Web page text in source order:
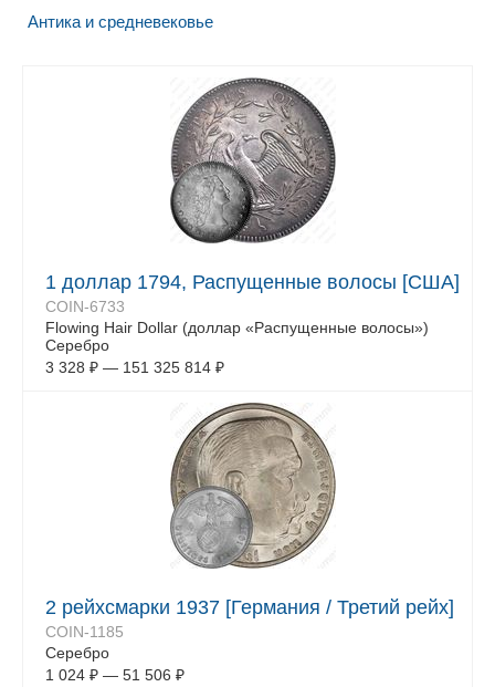
Антика и средневековье
1 доллар 1794, Распущенные волосы [США]
COIN-6733
Flowing Hair Dollar (доллар «Распущенные волосы»)
Серебро
3 328 ₽ — 151 325 814 ₽
2 рейхсмарки 1937 [Германия / Третий рейх]
COIN-1185
Серебро
1 024 ₽ — 51 506 ₽